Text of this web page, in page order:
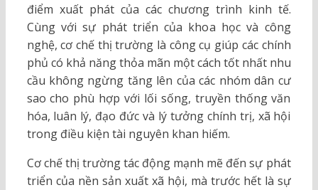
điểm xuất phát của các chương trình kinh tế.
Cùng với sự phát triển của khoa học và công
nghệ, cơ chế thị trường là công cụ giúp các chính
phủ có khả năng thỏa mãn một cách tốt nhất nhu
cầu không ngừng tăng lên của các nhóm dân cư
sao cho phù hợp với lối sống, truyền thống văn
hóa, luân lý, đạo đức và lý tưởng chính trị, xã hội
trong điều kiện tài nguyên khan hiếm.
Cơ chế thị trường tác động mạnh mẽ đến sự phát
triển của nền sản xuất xã hội, mà trước hết là sự